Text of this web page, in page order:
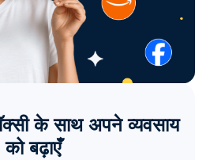
के साथ अपने व्यवसाय
को बढ़ाएँ